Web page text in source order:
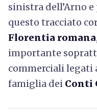
sinistra dell’Arno
questo tracciato
Florentia romana
importante
commerciali legati
famiglia dei Conti